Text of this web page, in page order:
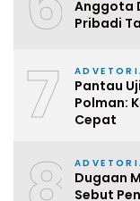
Anggota
Pribadi
7
Pantau
Polman:
Cepat
Dugaan
Sebut